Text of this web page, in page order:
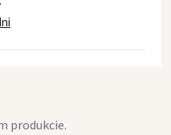
produkcie.